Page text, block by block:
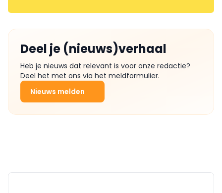
Deel je (nieuws)verhaal
Heb je nieuws dat relevant is voor onze redactie?
Deel het met ons via het meldformulier.
Nieuws melden